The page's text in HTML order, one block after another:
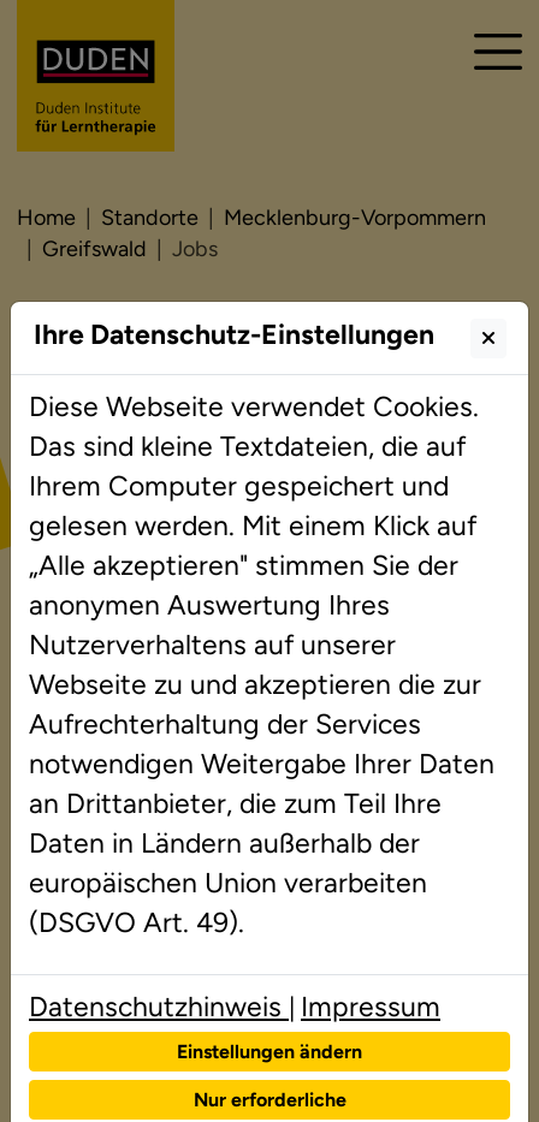
Home Standorte
Mecklenburg-Vorpommern
Greifswald
Jobs
Jobs
Teilzeit: Lerntherapeut/-
in (m/w/d)
nebenberuflich
Teilzeitstelle als
Lerntherapeut/-in (m/w/d)...
mehr lesen
Ihre Datenschutz-Einstellungen
Diese Webseite verwendet Cookies.
Das sind kleine Textdateien, die auf
Ihrem Computer gespeichert und
gelesen werden. Mit einem Klick auf
„Alle akzeptieren" stimmen Sie der
anonymen Auswertung Ihres
Nutzerverhaltens auf unserer
Webseite zu und akzeptieren die zur
Aufrechterhaltung der Services
notwendigen Weitergabe Ihrer Daten
an Drittanbieter, die zum Teil Ihre
Daten in Ländern außerhalb der
europäischen Union verarbeiten
(DSGVO Art. 49).
Datenschutzhinweis | Impressum
Einstellungen ändern
Nur erforderliche